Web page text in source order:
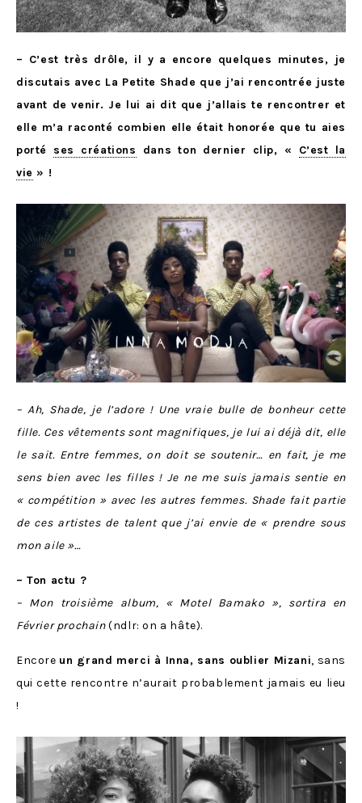
– C’est très drôle, il y a encore quelques minutes, je
discutais avec La Petite Shade que j’ai rencontrée juste
avant de venir. Je lui ai dit que j’allais te rencontrer et
elle m’a raconté combien elle était honorée que tu aies
porté ses créations dans ton dernier clip, « C’est la
vie » !
– Ah, Shade, je l’adore ! Une vraie bulle de bonheur cette
fille. Ces vêtements sont magnifiques, je lui ai déjà dit, elle
le sait. Entre femmes, on doit se soutenir… en fait, je me
sens bien avec les filles ! Je ne me suis jamais sentie en
« compétition » avec les autres femmes. Shade fait partie
de ces artistes de talent que j’ai envie de « prendre sous
mon aile »…
– Ton actu ?
– Mon troisième album, « Motel Bamako », sortira en
Février prochain(ndlr: on a hâte).
Encore un grand merci à Inna, sans oublier Mizani, sans
qui cette rencontre n’aurait probablement jamais eu lieu
!